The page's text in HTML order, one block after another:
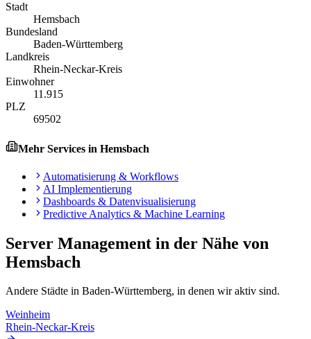
Stadt
Hemsbach
Bundesland
Baden-Württemberg
Landkreis
Rhein-Neckar-Kreis
Einwohner
11.915
PLZ
69502
Mehr Services in Hemsbach
Automatisierung & Workflows
AI Implementierung
Dashboards & Datenvisualisierung
Predictive Analytics & Machine Learning
Server Management in der Nähe von
Hemsbach
Andere Städte in Baden-Württemberg, in denen wir aktiv sind.
Weinheim
Rhein-Neckar-Kreis